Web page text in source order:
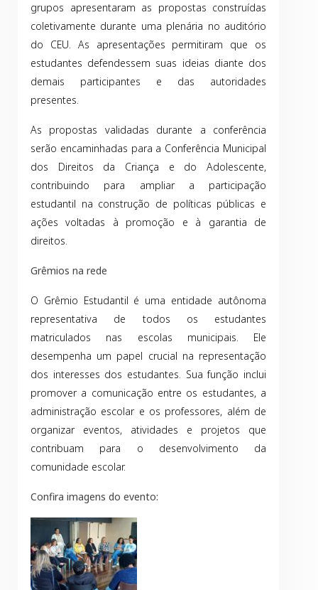
grupos apresentaram as propostas construídas
coletivamente durante uma plenária no auditório
do CEU. As apresentações permitiram que os
estudantes defendessem suas ideias diante dos
demais participantes e das autoridades
presentes.
As propostas validadas durante a conferência
serão encaminhadas para a Conferência Municipal
dos Direitos da Criança e do Adolescente,
contribuindo para ampliar a participação
estudantil na construção de políticas públicas e
ações voltadas à promoção e à garantia de
direitos.
Grêmios na rede
O Grêmio Estudantil é uma entidade autônoma
representativa de todos os estudantes
matriculados nas escolas municipais. Ele
desempenha um papel crucial na representação
dos interesses dos estudantes. Sua função inclui
promover a comunicação entre os estudantes, a
administração escolar e os professores, além de
organizar eventos, atividades e projetos que
contribuam para o desenvolvimento da
comunidade escolar.
Confira imagens do evento: